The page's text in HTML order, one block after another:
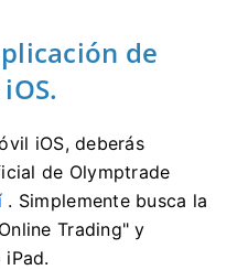
de
iOS, deberás
de Olymptrade
. Simplemente busca la
Trading" y